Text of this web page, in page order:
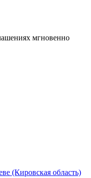
мгновенно
(Кировская область)